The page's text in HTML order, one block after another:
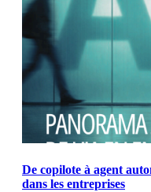
De copilote à agent
dans les entreprises